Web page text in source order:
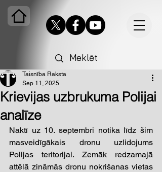
Krievijas uzbrukuma Polijai
analīze
Taisnība Raksta
Sep 11, 2025
Naktī uz 10. septembri notika līdz šim
masveidīgākais dronu uzlidojums
Polijas teritorijai. Zemāk redzamajā
attēlā zināmās dronu nokrišanas vietas